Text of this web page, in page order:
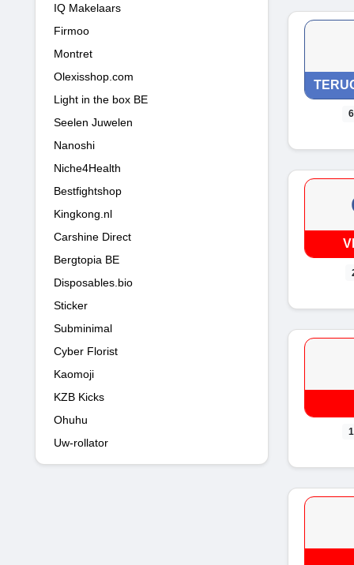
IQ Makelaars
Firmoo
Montret
Olexisshop.com
Light in the box BE
Seelen Juwelen
Nanoshi
Niche4Health
Bestfightshop
Kingkong.nl
Carshine Direct
Bergtopia BE
Disposables.bio
Sticker
Subminimal
Cyber Florist
Kaomoji
KZB Kicks
Ohuhu
Uw-rollator